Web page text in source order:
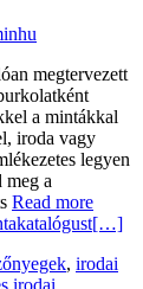
megtervezett
a mintákkal
iroda vagy
legyen
meg a
Read more
[…]
, irodai
irodai